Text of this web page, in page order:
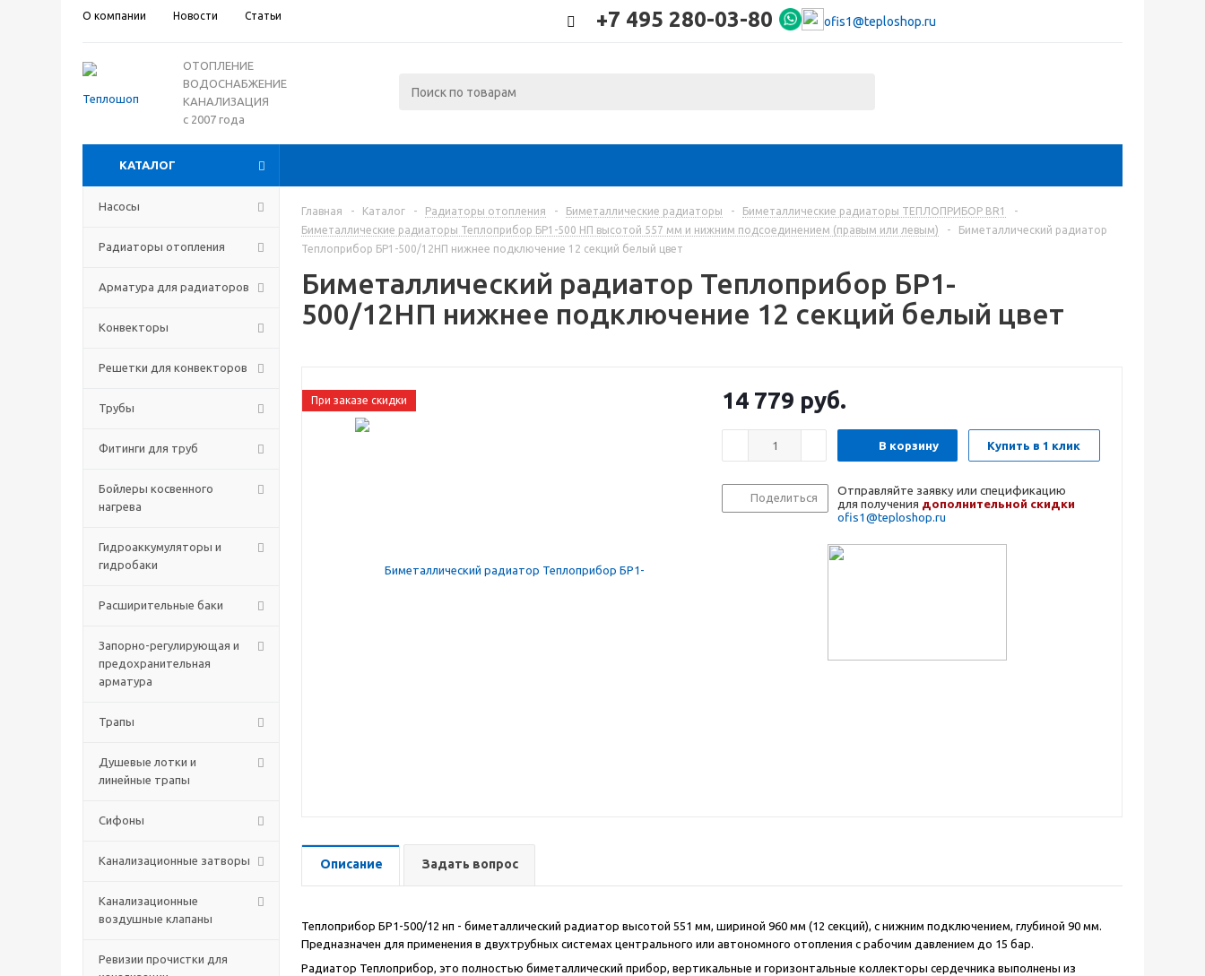
О компании Новости Статьи +7 495 280-03-80 ofis1@teploshop.ru
ОТОПЛЕНИЕ
ВОДОСНАБЖЕНИЕ
КАНАЛИЗАЦИЯ
с 2007 года
КАТАЛОГ
Насосы
Радиаторы отопления
Арматура для радиаторов
Конвекторы
Решетки для конвекторов
Трубы
Фитинги для труб
Бойлеры косвенного
нагрева
Гидроаккумуляторы и
гидробаки
Расширительные баки
Запорно-регулирующая и
предохранительная
арматура
Трапы
Душевые лотки и
линейные трапы
Сифоны
Канализационные затворы
Канализационные
воздушные клапаны
Ревизии прочистки для
Главная - Каталог - Радиаторы отопления - Биметаллические радиаторы - Биметаллические радиаторы ТЕПЛОПРИБОР BR1
-
Биметаллические радиаторы Теплоприбор БР1-500 НП высотой 557 мм и нижним подсоединением (правым или левым)
-
Биметаллический радиатор
Теплоприбор БР1-500/12НП нижнее подключение 12 секций белый цвет
Биметаллический радиатор Теплоприбор БР1-
500/12НП нижнее подключение 12 секций белый цвет
При заказе скидки 14 779 руб.
В корзину Купить в 1 клик
Поделиться
Отправляйте заявку или спецификацию
для получения дополнительной скидки
ofis1@teploshop.ru
Описание Задать вопрос
Теплоприбор БР1-500/12 нп - биметаллический радиатор высотой 551 мм, шириной 960 мм (12 секций), с нижним подключением, глубиной 90 мм.
Предназначен для применения в двухтрубных системах центрального или автономного отопления с рабочим давлением до 15 бар.
Радиатор Теплоприбор, это полностью биметаллический прибор, вертикальные и горизонтальные коллекторы сердечника выполнены из